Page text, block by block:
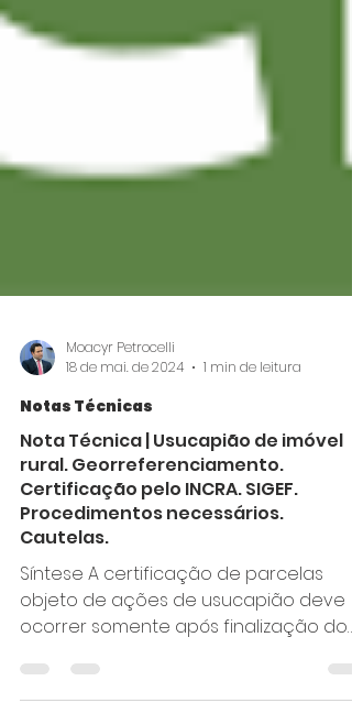
Moacyr Petrocelli
18 de mai. de 2024
1 min de leitura
Notas Técnicas
Nota Técnica | Usucapião de imóvel
rural. Georreferenciamento.
Certificação pelo INCRA. SIGEF.
Cautelas.